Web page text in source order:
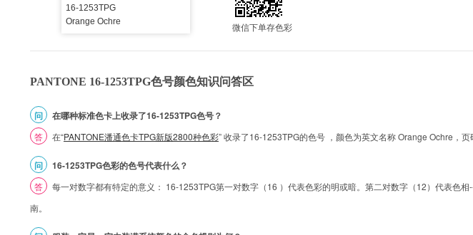
16-1253TPG
Orange Ochre
微信下单存色彩
PANTONE 16-1253TPG色号颜色知识问答区
问 在哪种标准色卡上收录了16-1253TPG色号？
答 在“PANTONE潘通色卡TPG新版2800种色彩” 收录了16-1253TPG的色号 ，颜色为英文名称 Orange Ochre，
问 16-1253TPG色彩的色号代表什么？
答
每一对数字都有特定的意义： 16-1253TPG第一对数字（16 ）代表色彩的明或暗。第二对数字（12）代表色
南。